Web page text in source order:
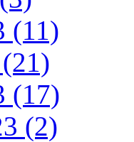
(11)
(17)
(2)